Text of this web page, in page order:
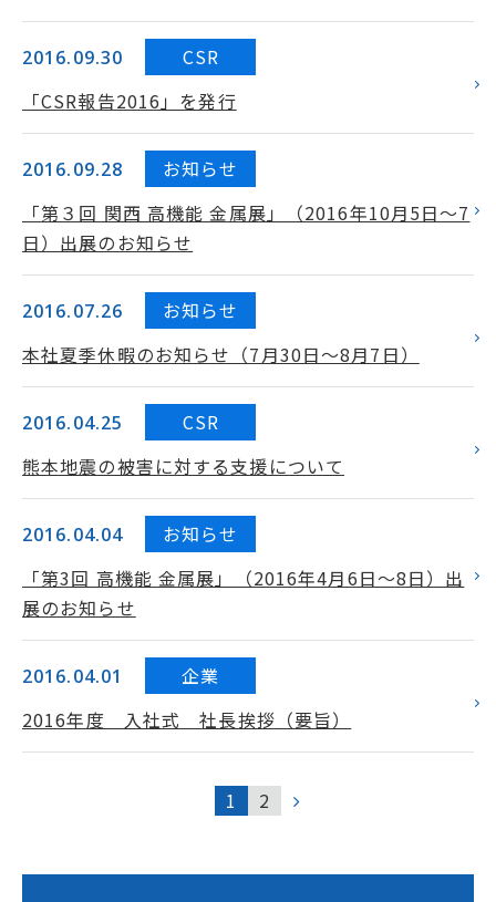
2016.09.30
CSR
「CSR報告2016」を発行
2016.09.28
お知らせ
「第３回 関西 高機能 金属展」（2016年10月5日～7
日）出展のお知らせ
2016.07.26
お知らせ
本社夏季休暇のお知らせ（7月30日～8月7日）
2016.04.25
CSR
熊本地震の被害に対する支援について
2016.04.04
お知らせ
「第3回 高機能 金属展」（2016年4月6日～8日）出
展のお知らせ
2016.04.01
企業
2016年度 入社式 社長挨拶（要旨）
1 2